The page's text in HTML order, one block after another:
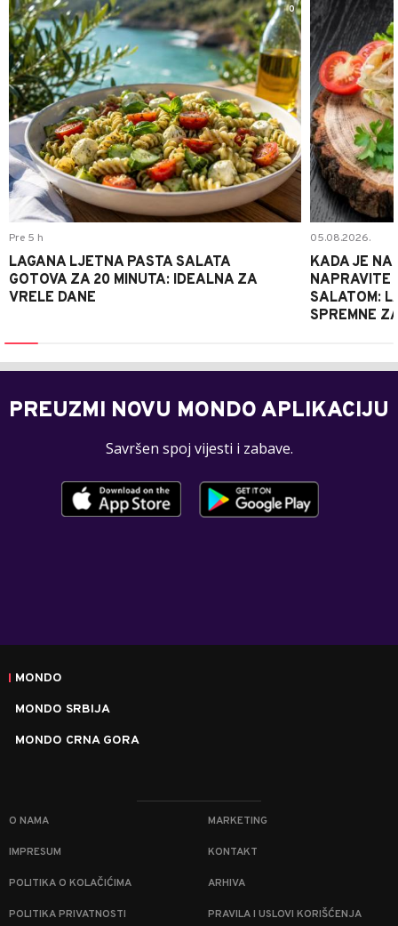
0
Pre 5 h
LAGANA LJETNA PASTA SALATA
GOTOVA ZA 20 MINUTA: IDEALNA ZA
VRELE DANE
05.08.2026.
KADA JE
NAPRAVITE
SALATOM:
SPREMNE
PREUZMI NOVU MONDO APLIKACIJU
Savršen spoj vijesti i zabave.
MONDO
MONDO SRBIJA
MONDO CRNA GORA
O NAMA MARKETING
IMPRESUM KONTAKT
POLITIKA O KOLAČIĆIMA ARHIVA
POLITIKA PRIVATNOSTI PRAVILA I USLOVI KORIŠĆENJA